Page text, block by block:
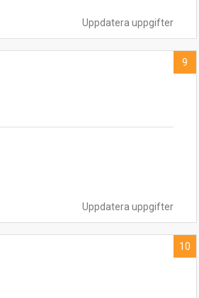
Uppdatera uppgifter
Uppdatera uppgifter
9
10